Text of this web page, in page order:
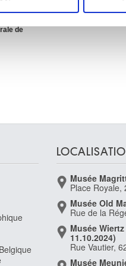
sociaux, de publicité et
ou qu'ils ont collectées
de
Musée
Place Royale,
Musée Old
Rue de la
Musée
11.10.2024)
Rue Vautier,
Musée